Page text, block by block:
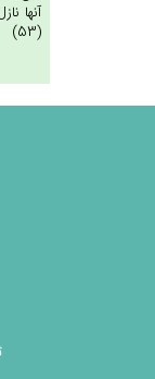
آنها
(53)